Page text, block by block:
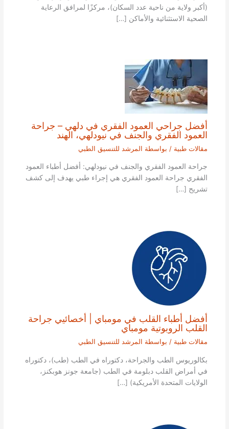
(أكبر ولاية من ناحية عدد السكان)، مركزًا لمرافق الرعاية
الصحية الاستثنائية والأماكن […]
أفضل جراحي العمود الفقري في دلهي – جراحة
العمود الفقري والجنف في نيودلهي، الهند
مقالات طبية / بواسطة المرشد للتنسيق الطبي
جراحة العمود الفقري والجنف في نيودلهي: أفضل أطباء العمود
الفقري جراحة العمود الفقري هي إجراء طبي يهدف إلى كشف
تشريح […]
أفضل أطباء القلب في مومباي | أخصائيي جراحة
القلب الروبوتية مومباي
مقالات طبية / بواسطة المرشد للتنسيق الطبي
بكالوريوس الطب والجراحة، دكتوراه في الطب (طب)، دكتوراه
في أمراض القلب دبلومة في الطب (جامعة جونز هوبكنز،
الولايات المتحدة الأمريكية) […]